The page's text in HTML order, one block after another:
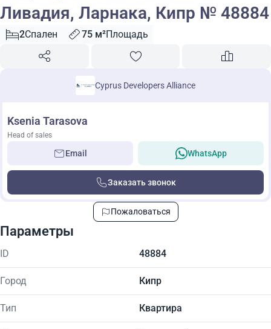
Ливадия, Ларнака, Кипр № 48884
2Спален 75 м²Площадь
Cyprus Developers Alliance
Ksenia Tarasova
Head of sales
Email WhatsApp
Заказать звонок
Пожаловаться
Параметры
ID 48884
Город Кипр
Тип Квартира